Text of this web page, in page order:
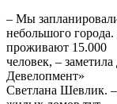
– Мы
небольшого
проживают 15.000
человек, –
Девелопмент»
Светлана Шевлик.